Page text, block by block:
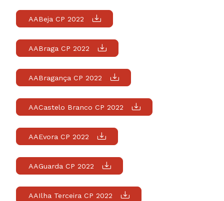
AABeja CP 2022
AABraga CP 2022
AABragança CP 2022
AACastelo Branco CP 2022
AAEvora CP 2022
AAGuarda CP 2022
AAIlha Terceira CP 2022